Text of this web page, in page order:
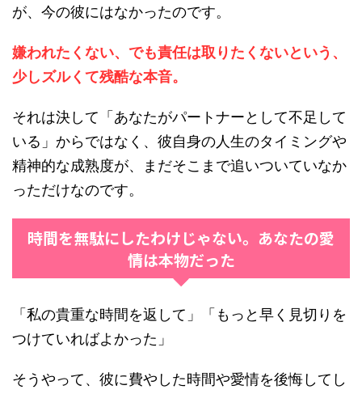
が、今の彼にはなかったのです。
嫌われたくない、でも責任は取りたくないという、
少しズルくて残酷な本音。
それは決して「あなたがパートナーとして不足して
いる」からではなく、彼自身の人生のタイミングや
精神的な成熟度が、まだそこまで追いついていなか
っただけなのです。
時間を無駄にしたわけじゃない。あなたの愛
情は本物だった
「私の貴重な時間を返して」「もっと早く見切りを
つけていればよかった」
そうやって、彼に費やした時間や愛情を後悔してし